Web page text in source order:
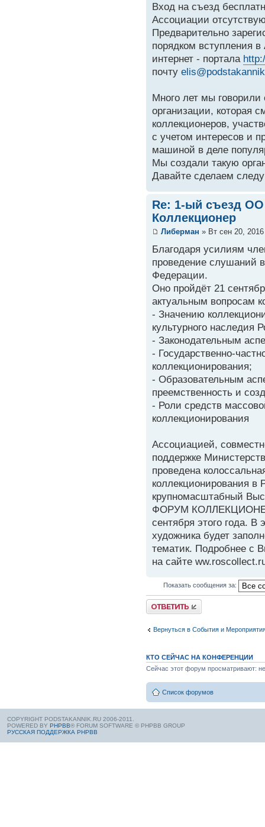
Вход на съезд
Ассоциации
Предварительно
порядком вступления
интернет - портала
почту
Много лет мы
организации, которая
коллекционеров,
с учетом интересов и
машиной в деле
Мы создали такую
Давайте сделаем
Re: 1-ый съезд ОО
Коллекционер
Либерман » Вт сен 20,
Благодаря усилиям
проведение слушаний
Федерации.
Оно пройдёт 21
актуальным вопросам
- Значению
культурного наследия
- Законодательным
- Государственно-
коллекционирования;
- Образовательным
преемственность и
- Роли средств
коллекционирования
Ассоциацией,
поддержке
проведена
коллекционирования в
крупномасштабный
ФОРУМ
сентября этого года.
художника будет
тематик. Подробнее с
на сайте
Показать сообщения за:
Вернуться в События и
КТО СЕЙЧАС НА КОНФЕРЕНЦИИ
Сейчас этот форум просматривают:
Список форумов
COPYRIGHT PODSTAKANNIK.RU 2006-2011.
POWERED BY PHPBB® FORUM SOFTWARE © PHPBB GROUP
РУССКАЯ ПОДДЕРЖКА PHPBB